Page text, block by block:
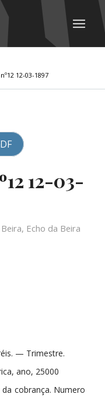
12-03-1897
12-03-
, Echo da Beira
— Trimestre.
ano, 25000
cobrança. Numero